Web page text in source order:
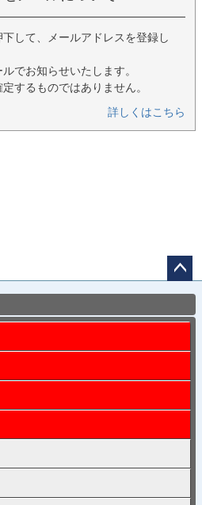
して、メールアドレスを登録し
でお知らせいたします。
するものではありません。
詳しくはこちら
ップ